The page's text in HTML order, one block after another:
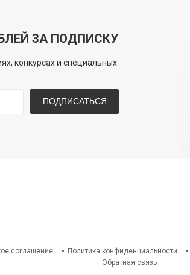
ЗА ПОДПИСКУ
конкурсах и специальных
ПОДПИСАТЬСЯ
соглашение Политика конфиденциальности
Обратная связь